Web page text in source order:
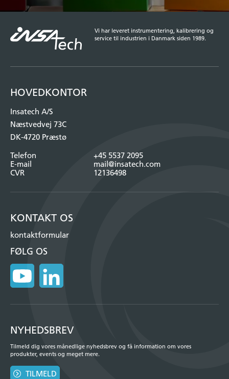
Vi har leveret instrumentering, kalibrering og
service til industrien i Danmark siden 1989.
HOVEDKONTOR
Insatech A/S
Næstvedvej 73C
DK-4720 Præstø
Telefon
+45 5537 2095
E-mail
mail@insatech.com
CVR
12136498
KONTAKT OS
kontaktformular
FØLG OS
NYHEDSBREV
Tilmeld dig vores månedlige nyhedsbrev og få information om vores
produkter, events og meget mere.
TILMELD